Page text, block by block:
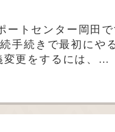
ートセンター岡田
続きで最初にや
更をするには、…